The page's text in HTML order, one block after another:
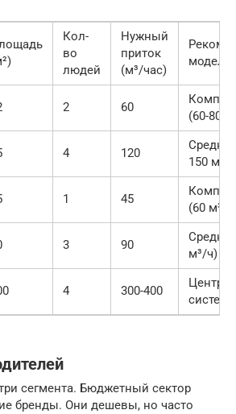
Кол-
во
людей
Нужный
приток
(м³/час)
модель
2 60
(60-80
4 120
150 м³/
1 45
(60 м³/
3 90
м³/ч)
4 300-400
система
сегмента. Бюджетный сектор
бренды. Они дешевы, но часто